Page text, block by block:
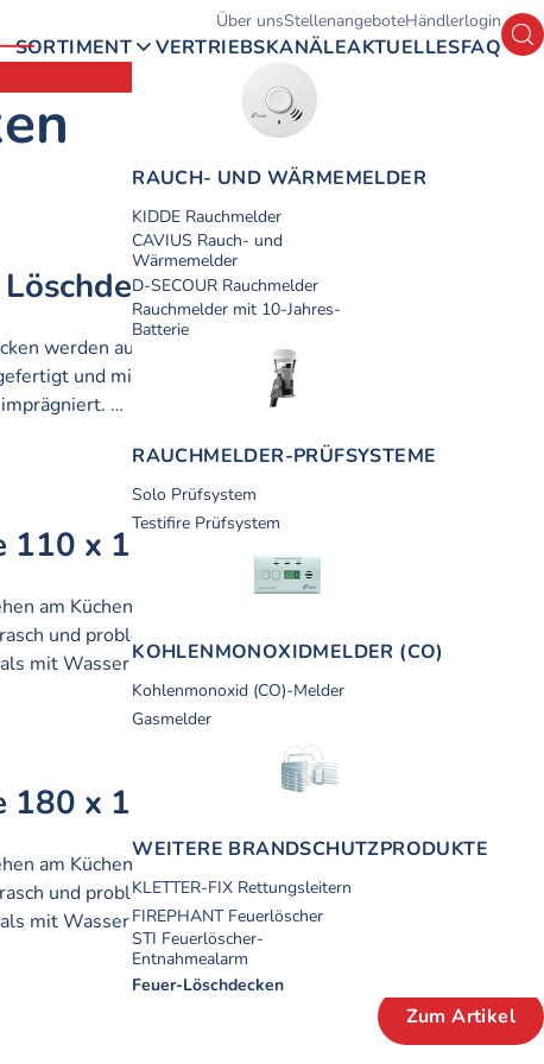
SORTIMENT
RAUCH- UND WÄRME­­­MELDER
KIDDE Rauchmelder
CAVIUS Rauch- und
Wärmemelder
D-SECOUR Rauchmelder
Rauchmelder mit 10-Jahres-
Batterie
RAUCH­MELDER-PRÜF­SYSTEME
Solo Prüfsystem
Testifire Prüfsystem
KOHLEN­MONOXID­MELDER (CO)
Kohlenmonoxid (CO)-Melder
Gasmelder
WEITERE BRANDSCHUTZ­PRODUKTE
KLETTER-FIX Rettungsleitern
FIREPHANT Feuerlöscher
STI Feuerlöscher-
Entnahmealarm
Feuer-Löschdecken
VERTRIEBSKANÄLEAKTUELLESFAQ
Über unsStellenangeboteHändlerlogin
FS180
werden aus dem hochwertigen
und mit halogenfreiem
…
HEK anzeigen
x 110 cm
am Küchenherd. Eine Löschdecke
und problemlos, denn diese
mit Wasser …
39,20 €
x 120 cm
am Küchenherd. Eine Löschdecke
und problemlos, denn diese
mit Wasser …
Zum Artikel